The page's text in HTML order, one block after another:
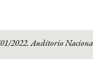
2022. Auditorio